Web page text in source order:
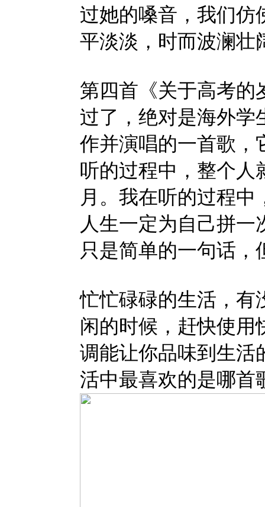
过她的嗓音，我们仿
平淡淡，时而波澜壮
第四首《关于高考的
过了，绝对是海外学
作并演唱的一首歌，
听的过程中，整个人
月。我在听的过程
人生一定为自己拼
只是简单的一句话，
忙忙碌碌的生活，有
闲的时候，赶快使用
调能让你品味到生活
活中最喜欢的是哪首